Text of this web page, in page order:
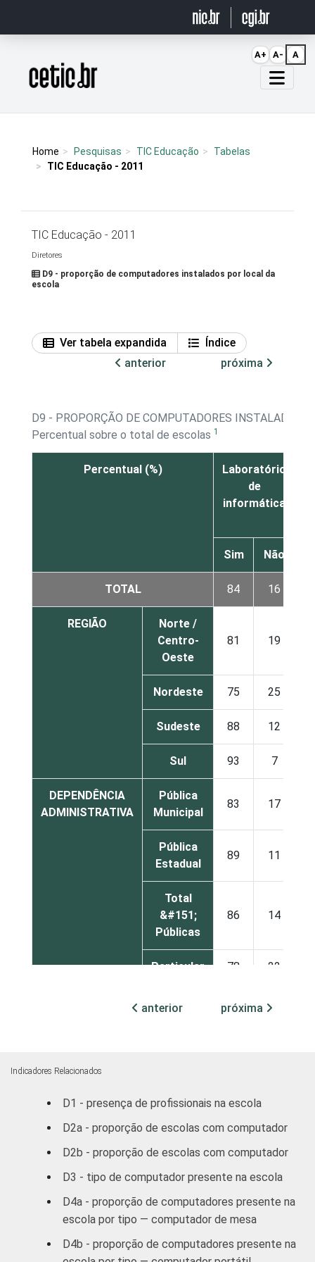
Página inicial
Home Pesquisas TIC Educação
Tabelas
TIC Educação - 2011
TIC Educação - 2011
Diretores
D9 - proporção de computadores instalados por local da
escola
Ver tabela expandida
Índice
anterior
próxima
D9 - PROPORÇÃO DE COMPUTADORES INSTALADOS
Percentual sobre o total de escolas 1
Percentual (%)
Laboratório
de
informática
Sim Não
TOTAL 84 16
REGIÃO
Norte /
Centro-
Oeste
81 19
Nordeste 75 25
Sudeste 88 12
Sul 93 7
DEPENDÊNCIA
ADMINISTRATIVA
Pública
Municipal
83 17
Pública
Estadual
89 11
Total
&#151;
Públicas
86 14
Particular 78 22
Sim 100 0
INSTALADA NO
LABORATÓRIO
DE INFORMÁTICA
Não 35 65
1Base: 639 escolas que possuem
Fonte: NIC.br - out/dez 2011
anterior próxima
Indicadores Relacionados
D1 - presença de profissionais na escola
D2a - proporção de escolas com computador
D2b - proporção de escolas com computador
D3 - tipo de computador presente na escola
D4a - proporção de computadores presente na
escola por tipo — computador de mesa
D4b - proporção de computadores presente na
A+ A- A